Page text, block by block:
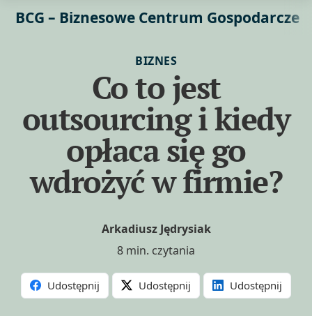
BCG – Biznesowe Centrum Gospodarcze
BIZNES
Co to jest
outsourcing i kiedy
opłaca się go
wdrożyć w firmie?
Arkadiusz Jędrysiak
8 min. czytania
Udostępnij Udostępnij Udostępnij